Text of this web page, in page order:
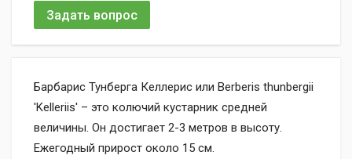
Задать вопрос
Барбарис Тунберга Келлерис или Berberis thunbergii
'Kelleriis' – это колючий кустарник средней
величины. Он достигает 2-3 метров в высоту.
Ежегодный прирост около 15 см.